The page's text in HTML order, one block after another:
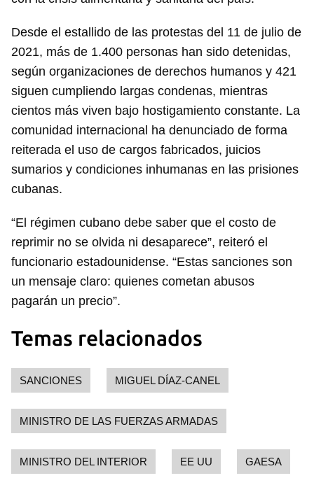
Guardar como favorito
Para poder guardar como favorito, primero has de
iniciar sesión con tu cuenta de 14ymedio.
INICIAR SESIÓN
Desde el estallido de las protestas del 11 de julio de
2021, más de 1.400 personas han sido detenidas,
según organizaciones de derechos humanos y 421
siguen cumpliendo largas condenas, mientras
cientos más viven bajo hostigamiento constante. La
comunidad internacional ha denunciado de forma
reiterada el uso de cargos fabricados, juicios
sumarios y condiciones inhumanas en las prisiones
cubanas.
“El régimen cubano debe saber que el costo de
reprimir no se olvida ni desaparece”, reiteró el
funcionario estadounidense. “Estas sanciones son
un mensaje claro: quienes cometan abusos
pagarán un precio”.
Temas relacionados
SANCIONES MIGUEL DÍAZ-CANEL
MINISTRO DE LAS FUERZAS ARMADAS
MINISTRO DEL INTERIOR EE UU GAESA